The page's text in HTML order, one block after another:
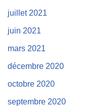
juillet 2021
juin 2021
mars 2021
décembre 2020
octobre 2020
septembre 2020